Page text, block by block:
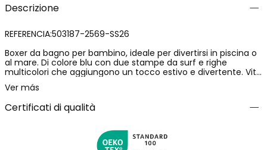
Descrizione
REFERENCIA:503187-2569-SS26
Boxer da bagno per bambino, ideale per divertirsi in piscina o
al mare. Di colore blu con due stampe da surf e righe
multicolori che aggiungono un tocco estivo e divertente. Vita
regolabile con cordoncino. Disponibile nelle taglie da 12 mesi a
10 anni. Il suo stile moderno e pratico lo rende una scelta
eccellente per far godere ai più piccoli l’acqua con stile. Capo
con protezione solare UPF50.
Ver más
Certificati di qualità